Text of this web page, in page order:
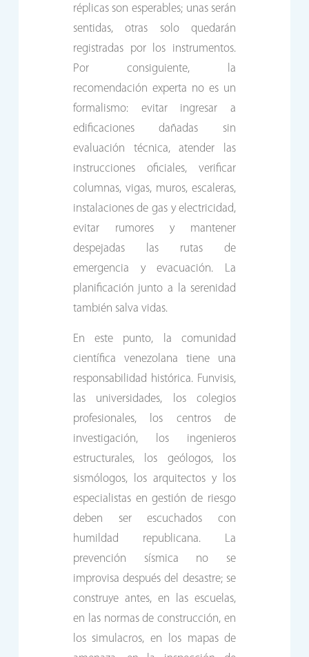
réplicas son esperables; unas serán
sentidas, otras solo quedarán
registradas por los instrumentos.
Por consiguiente, la
recomendación experta no es un
formalismo: evitar ingresar a
edificaciones dañadas sin
evaluación técnica, atender las
instrucciones oficiales, verificar
columnas, vigas, muros, escaleras,
instalaciones de gas y electricidad,
evitar rumores y mantener
despejadas las rutas de
emergencia y evacuación. La
planificación junto a la serenidad
también salva vidas.
En este punto, la comunidad
científica venezolana tiene una
responsabilidad histórica. Funvisis,
las universidades, los colegios
profesionales, los centros de
investigación, los ingenieros
estructurales, los geólogos, los
sismólogos, los arquitectos y los
especialistas en gestión de riesgo
deben ser escuchados con
humildad republicana. La
prevención sísmica no se
improvisa después del desastre; se
construye antes, en las escuelas,
en las normas de construcción, en
los simulacros, en los mapas de